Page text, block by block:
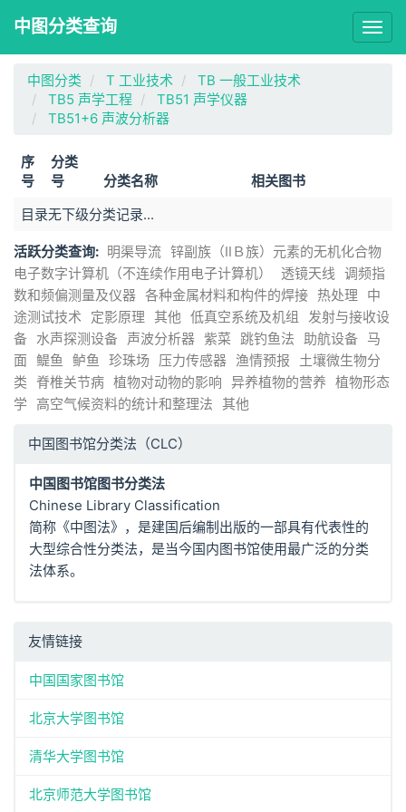
中图分类查询
中图分类 T 工业技术
TB 一般工业技术
TB5 声学工程
TB51 声学仪器
TB51+6 声波分析器
序
号
分类
号
分类名称
相关图书
目录无下级分类记录...
活跃分类查询: 明渠导流 锌副族（ⅡＢ族）元素的无机化合物
电子数字计算机（不连续作用电子计算机）
透镜天线 调频指
数和频偏测量及仪器 各种金属材料和构件的焊接 热处理
中
途测试技术
定影原理 其他 低真空系统及机组
发射与接收设
备 水声探测设备 声波分析器 紫菜 跳钓鱼法 助航设备 马
面 鳀鱼 鲈鱼 珍珠场 压力传感器 渔情预报
土壤微生物分
类 脊椎关节病 植物对动物的影响 异养植物的营养 植物形态
学
高空气候资料的统计和整理法 其他
中国图书馆分类法（CLC）
中国图书馆图书分类法
Chinese Library Classification
简称《中图法》，是建国后编制出版的一部具有代表性的
大型综合性分类法，是当今国内图书馆使用最广泛的分类
法体系。
友情链接
中国国家图书馆
北京大学图书馆
清华大学图书馆
北京师范大学图书馆